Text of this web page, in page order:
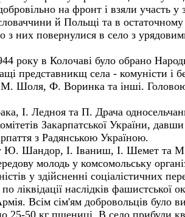
на фронт і взяли участь у
й Польщі та в остаточному
з них повернулися в село з
року в Колочаві було обрано
представникщ села - комуністи і
Шоля, Ф. Воринка та інші. Головою
І. Ледноя та П. Драча
Закарпатської України,
з Радянською Україною.
Ю. Шандор, І. Іваниш, І. Шемет та
молодь у комсомольську
у здійсненні соціалістичних
ліквідації наслідків фашистської
Всім сім'ям добровольців було
25-50 кг пшениці. В село прибули